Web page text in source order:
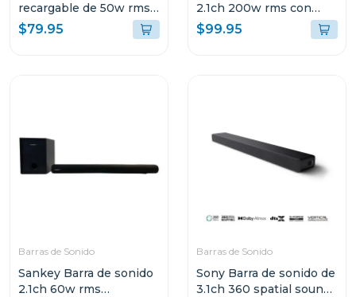
recargable de 50w rms
bluetooth pa12dcm
$79.95
2.1ch 200w rms con
sonido envolvente 3d
hmt200
$99.95
Barras de Sonido
Sankey Barra de sonido
2.1ch 60w rms
Barras de Sonido
Sony Barra de sonido de
3.1ch 360 spatial sound